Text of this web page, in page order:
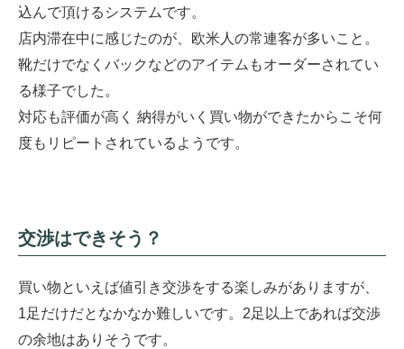
込んで頂けるシステムです。
店内滞在中に感じたのが、欧米人の常連客が多いこと。
靴だけでなくバックなどのアイテムもオーダーされてい
る様子でした。
対応も評価が高く 納得がいく買い物ができたからこそ何
度もリピートされているようです。
交渉はできそう？
買い物といえば値引き交渉をする楽しみがありますが、
1足だけだとなかなか難しいです。2足以上であれば交渉
の余地はありそうです。